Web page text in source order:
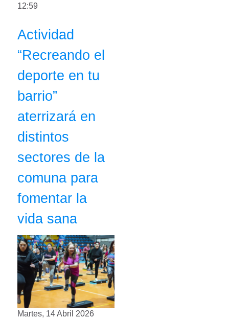
12:59
Actividad
“Recreando el
deporte en tu
barrio”
aterrizará en
distintos
sectores de la
comuna para
fomentar la
vida sana
Martes, 14 Abril 2026